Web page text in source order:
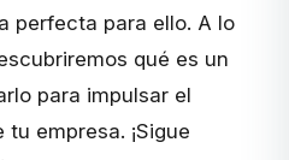
perfecta para ello. A lo
qué es un
para impulsar el
empresa. ¡Sigue